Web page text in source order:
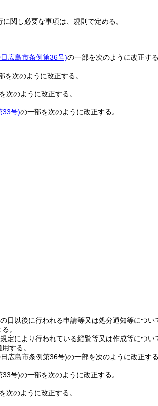
関し必要な事項は、規則で定める。
広島市条例第36号)の一部を次のように改正する
を次のように改正する。
次のように改正する。
33号)の一部を次のように改正する。
日以後に行われる申請等又は処分通知等につ
。
定により行われている縦覧等又は作成等につ
する。
広島市条例第36号)の一部を次のように改正する
33号)の一部を次のように改正する。
次のように改正する。